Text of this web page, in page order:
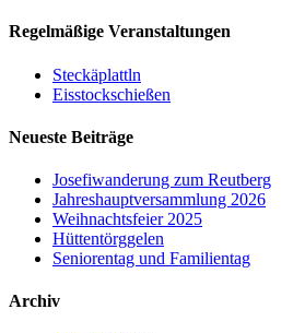
Regelmäßige Veranstaltungen
Steckäplattln
Eisstockschießen
Neueste Beiträge
Josefiwanderung zum Reutberg
Jahreshauptversammlung 2026
Weihnachtsfeier 2025
Hüttentörggelen
Seniorentag und Familientag
Archiv